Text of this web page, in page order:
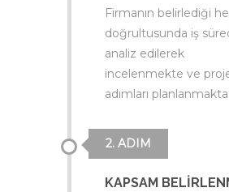
Firmanın belirlediği
doğrultusunda iş
analiz edilerek
incelenmekte ve
adımları
2. ADIM
KAPSAM